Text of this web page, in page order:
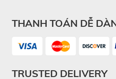
01 x Dây cápsạc tiêu
THANH TOÁN DỄ
TRUSTED DELIVERY